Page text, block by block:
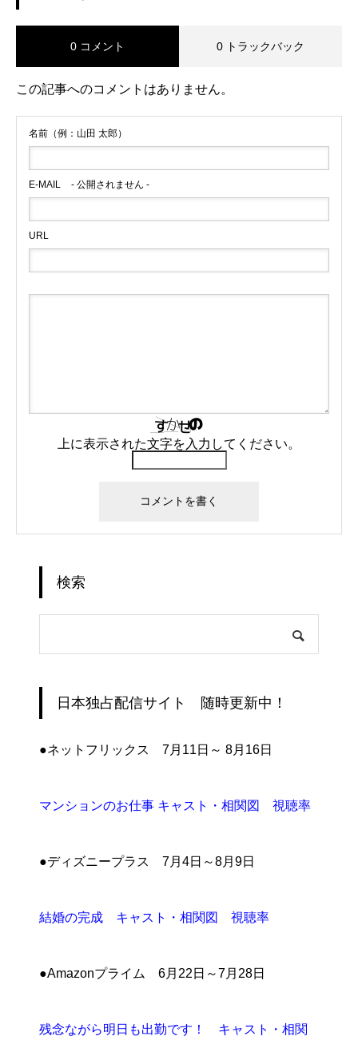
0 コメント 0 トラックバック
この記事へのコメントはありません。
名前（例：山田 太郎）
E-MAIL - 公開されません -
URL
上に表示された文字を入力してください。
検索
日本独占配信サイト 随時更新中！
●ネットフリックス 7月11日～ 8月16日
マンションのお仕事 キャスト・相関図 視聴率
●ディズニープラス 7月4日～8月9日
結婚の完成 キャスト・相関図 視聴率
●Amazonプライム 6月22日～7月28日
残念ながら明日も出勤です！ キャスト・相関